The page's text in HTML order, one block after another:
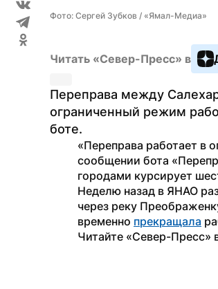
Фото: Сергей Зубков / «Ямал-Медиа»
Читать «Север-Пресс» в
Переправа между
ограниченный режим
боте.
«Переправа работает в
сообщении бота
городами курсирует
Неделю назад в ЯНАО
через реку
временно прекращала
Читайте «Север-Пресс»